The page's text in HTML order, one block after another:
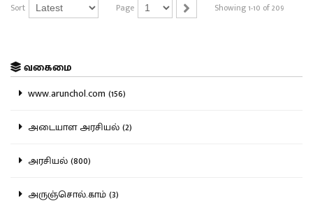
Sort Page Showing 1-10 of 209
வகைமை
www.arunchol.com (156)
அடையாள அரசியல் (2)
அரசியல் (800)
அருஞ்சொல்.காம் (3)